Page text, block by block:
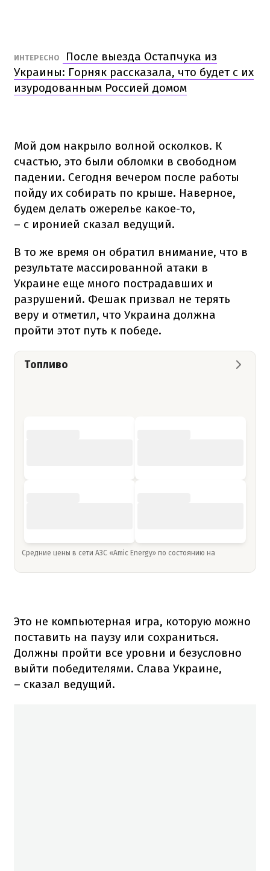
ИНТЕРЕСНО
После выезда Остапчука из
Украины: Горняк рассказала, что будет с их
изуродованным Россией домом
Мой дом накрыло волной осколков. К
счастью, это были обломки в свободном
падении. Сегодня вечером после работы
пойду их собирать по крыше. Наверное,
будем делать ожерелье какое-то,
– с иронией сказал ведущий.
В то же время он обратил внимание, что в
результате массированной атаки в
Украине еще много пострадавших и
разрушений. Фешак призвал не терять
веру и отметил, что Украина должна
пройти этот путь к победе.
Топливо
Средние цены в сети АЗС «Amic Energy» по состоянию на
Это не компьютерная игра, которую можно
поставить на паузу или сохраниться.
Должны пройти все уровни и безусловно
выйти победителями. Слава Украине,
– сказал ведущий.